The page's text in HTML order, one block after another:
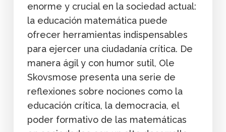
enorme y crucial en la sociedad actual:
la educación matemática puede
ofrecer herramientas indispensables
para ejercer una ciudadanía crítica. De
manera ágil y con humor sutil, Ole
Skovsmose presenta una serie de
reflexiones sobre nociones como la
educación crítica, la democracia, el
poder formativo de las matemáticas